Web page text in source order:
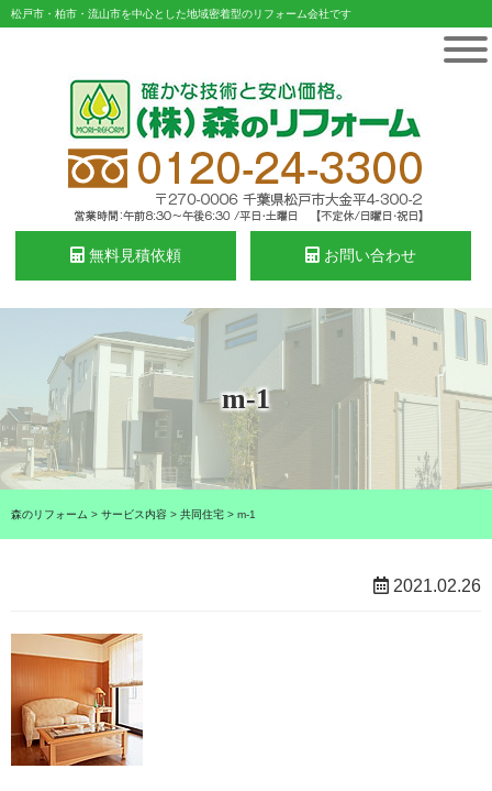
松戸市・柏市・流山市を中心とした地域密着型のリフォーム会社です
無料見積依頼 お問い合わせ
m-1
森のリフォーム > サービス内容 > 共同住宅 > m-1
2021.02.26